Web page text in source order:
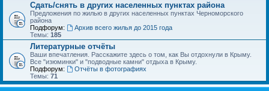
Сдать/снять в других населенных пунктах района
Предложения по жилью в других населенных пунктах Черноморского
района
Подфорум:
Архив всего жилья до 2015 года
Темы: 185
Литературные отчёты
Ваши впечатления. Расскажите здесь о том, как Вы отдохнули в Крыму.
Все "изюминки" и "подводные камни" отдыха в Крыму.
Подфорум:
Отчёты в фотографиях
Темы: 71